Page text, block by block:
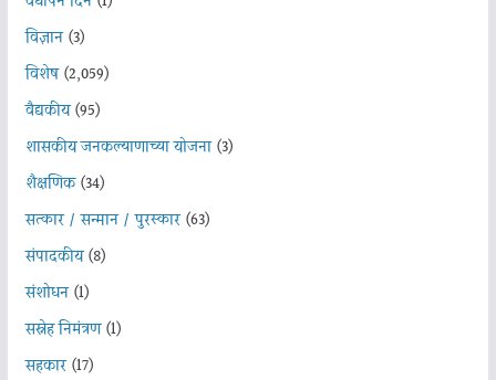
विज्ञान(3)
विशेष(2,059)
वैद्यकीय(95)
शासकीय जनकल्याणाच्या योजना(3)
शैक्षणिक(34)
सत्कार / सन्मान / पुरस्कार(63)
संपादकीय(8)
संशोधन(1)
सस्नेह निमंत्रण(1)
सहकार(17)